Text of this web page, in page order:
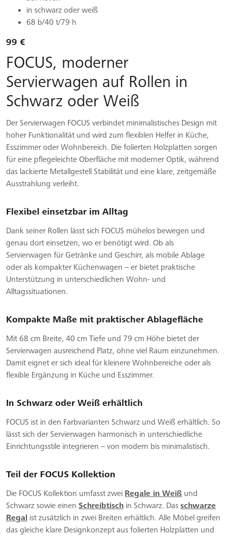
in schwarz oder weiß
68 b/40 t/79 h
99 €
FOCUS, moderner
Servierwagen auf Rollen in
Schwarz oder Weiß
Der Servierwagen FOCUS verbindet minimalistisches Design mit
hoher Funktionalität und wird zum flexiblen Helfer in Küche,
Esszimmer oder Wohnbereich. Die folierten Holzplatten sorgen
für eine pflegeleichte Oberfläche mit moderner Optik, während
das lackierte Metallgestell Stabilität und eine klare, zeitgemäße
Ausstrahlung verleiht.
Flexibel einsetzbar im Alltag
Dank seiner Rollen lässt sich FOCUS mühelos bewegen und
genau dort einsetzen, wo er benötigt wird. Ob als
Servierwagen für Getränke und Geschirr, als mobile Ablage
oder als kompakter Küchenwagen – er bietet praktische
Unterstützung in unterschiedlichen Wohn- und
Alltagssituationen.
Kompakte Maße mit praktischer Ablagefläche
Mit 68 cm Breite, 40 cm Tiefe und 79 cm Höhe bietet der
Servierwagen ausreichend Platz, ohne viel Raum einzunehmen.
Damit eignet er sich ideal für kleinere Wohnbereiche oder als
flexible Ergänzung in Küche und Esszimmer.
In Schwarz oder Weiß erhältlich
FOCUS ist in den Farbvarianten Schwarz und Weiß erhältlich. So
lässt sich der Servierwagen harmonisch in unterschiedliche
Einrichtungsstile integrieren – von modern bis minimalistisch.
Teil der FOCUS Kollektion
Die FOCUS Kollektion umfasst zwei Regale in Weiß und
Schwarz sowie einen Schreibtisch in Schwarz. Das schwarze
Regal ist zusätzlich in zwei Breiten erhältlich. Alle Möbel greifen
das gleiche klare Designkonzept aus folierten Holzplatten und